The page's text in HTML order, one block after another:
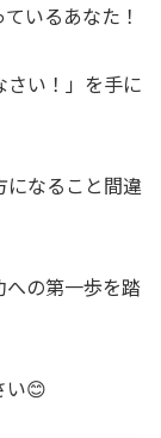
いるあなた！
さい！」を手に
になること間違
の第一歩を踏
い😊